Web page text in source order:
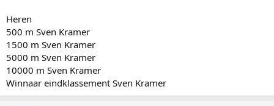
Heren
500 m Sven Kramer
1500 m Sven Kramer
5000 m Sven Kramer
10000 m Sven Kramer
Winnaar eindklassement Sven Kramer